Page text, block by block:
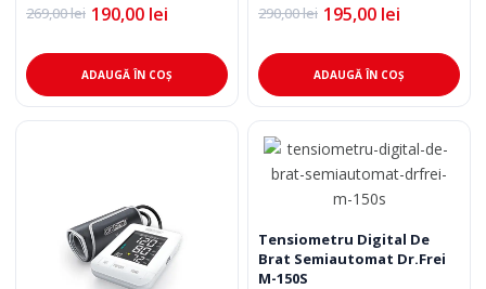
269,00lei
Prețul
a
fost:
269,00 lei.
190,00 lei
Prețul
este:
190,00 lei.ADAUGĂ ÎN COȘ
290,00lei
Prețul
a
fost:
290,00 lei.
195,00 lei
Prețul
este:
195,00 lei.ADAUGĂ ÎN COȘ
Tensiometru Digital De
Brat Semiautomat Dr.Frei
M-150S